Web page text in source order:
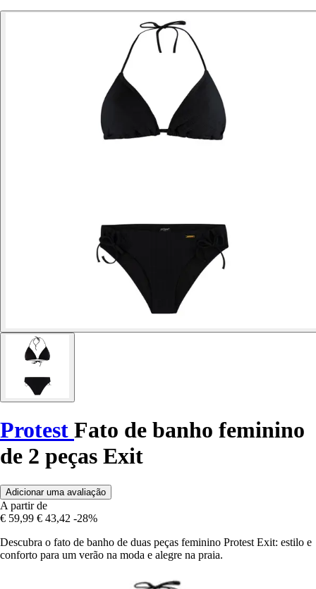
Protest Fato de banho feminino
de 2 peças Exit
Adicionar uma avaliação
A partir de
€ 59,99 € 43,42 -28%
Descubra o fato de banho de duas peças feminino Protest Exit: estilo e
conforto para um verão na moda e alegre na praia.